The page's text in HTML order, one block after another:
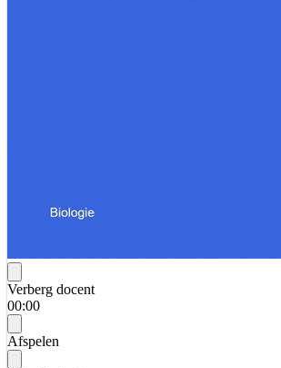
Verberg docent
00:00
Afspelen